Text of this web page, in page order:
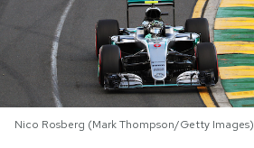
NEWSLETTER
I MIEI PREFERITI
Nico Rosberg (Mark Thompson/Getty Images)